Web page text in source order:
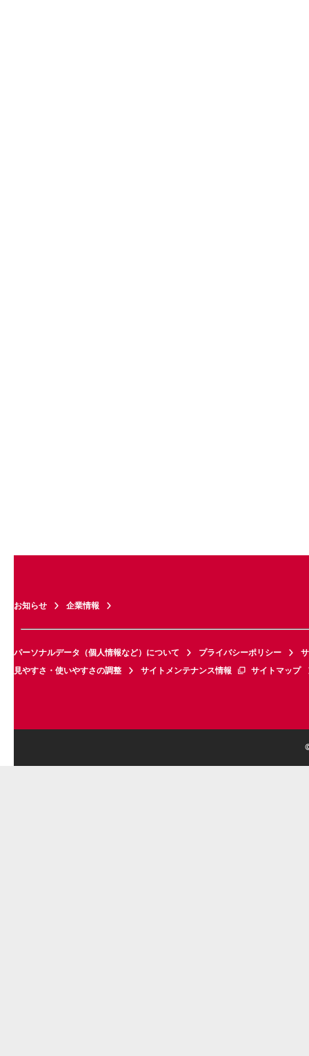
お知らせ 企業情報
パーソナルデータ（個人情報など）について プライバシーポリシー
見やすさ・使いやすさの調整
サイトメンテナンス情報 サイトマップ